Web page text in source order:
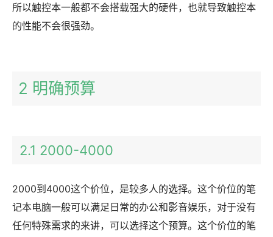
所以触控本一般都不会搭载强大的硬件，也就导致触控本
的性能不会很强劲。
2 明确预算
2.1 2000-4000
2000到4000这个价位，是较多人的选择。这个价位的笔
记本电脑一般可以满足日常的办公和影音娱乐，对于没有
任何特殊需求的来讲，可以选择这个预算。这个价位的笔